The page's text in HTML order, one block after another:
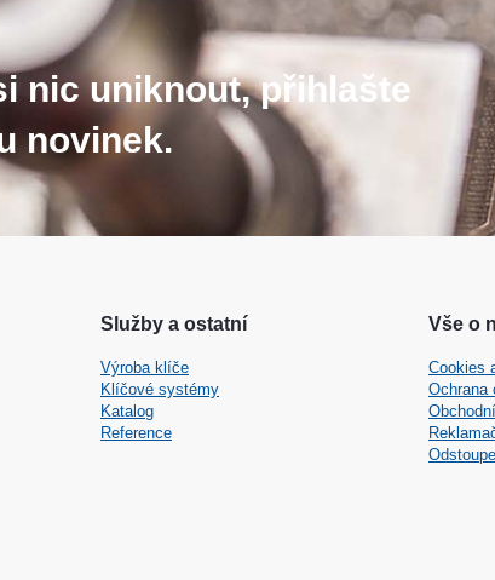
nic uniknout, přihlašte
novinek.
Služby a ostatní
Výroba klíče
Klíčové systémy
Katalog
Reference
Vše o
Cookies
Ochrana